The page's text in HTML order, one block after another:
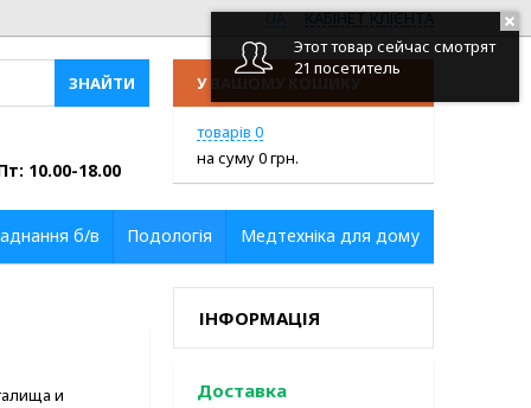
и
ІНФОРМАЦІЯ
Доставка
UA КАБІНЕТ КЛІЄНТА
10.00-18.00
У ВАШОМУ КОШИКУ
ПЕРЕЙТИ У КОШИК
товарів 0
на суму0грн.
б/в Подологія Медтехніка для дому
Этот товар сейчас смотрят
21 посетитель